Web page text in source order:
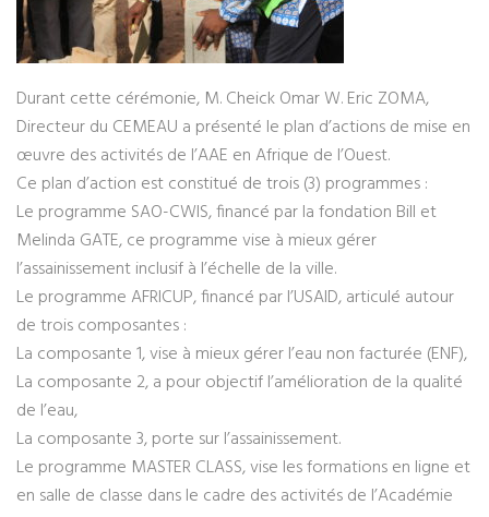
Durant cette cérémonie, M. Cheick Omar W. Eric ZOMA,
Directeur du CEMEAU a présenté le plan d’actions de mise en
œuvre des activités de l’AAE en Afrique de l’Ouest.
Ce plan d’action est constitué de trois (3) programmes :
Le programme SAO-CWIS, financé par la fondation Bill et
Melinda GATE, ce programme vise à mieux gérer
l’assainissement inclusif à l’échelle de la ville.
Le programme AFRICUP, financé par l’USAID, articulé autour
de trois composantes :
La composante 1, vise à mieux gérer l’eau non facturée (ENF),
La composante 2, a pour objectif l’amélioration de la qualité
de l’eau,
La composante 3, porte sur l’assainissement.
Le programme MASTER CLASS, vise les formations en ligne et
en salle de classe dans le cadre des activités de l’Académie